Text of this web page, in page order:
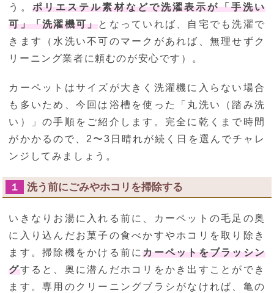
う。 ポリエステル素材などで洗濯表示が「手洗い
可」「洗濯機可」となっていれば、自宅でも洗濯で
きます（水洗い不可のマークがあれば、無理せずク
リーニング業者に頼むのが安心です）。
カーペットはサイズが大きく洗濯機に入らない場合
も多いため、今回は浴槽を使った「丸洗い（踏み洗
い）」の手順をご紹介します。完全に乾くまで時間
がかかるので、2〜3日晴れが続く日を選んでチャレ
ンジしてみましょう。
１ 洗う前にごみやホコリを掃除する
いきなりお湯に入れる前に、カーペットの毛足の奥
に入り込んだお菓子の食べかすやホコリを取り除き
ます。掃除機をかける前にカーペットをブラッシン
グすると、奥に潜んだホコリをかき出すことができ
ます。専用のクリーニングブラシがなければ、亀の